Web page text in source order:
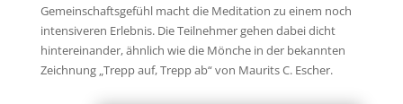
Gemeinschaftsgefühl macht die Meditation zu einem noch
intensiveren Erlebnis. Die Teilnehmer gehen dabei dicht
hintereinander, ähnlich wie die Mönche in der bekannten
Zeichnung „Trepp auf, Trepp ab“ von Maurits C. Escher.